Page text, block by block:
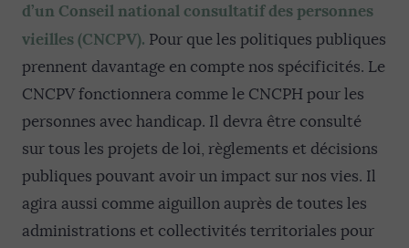
d’un Conseil national consultatif des personnes
vieilles (CNCPV). Pour que les politiques publiques
prennent davantage en compte nos spécificités. Le
CNCPV fonctionnera comme le CNCPH pour les
personnes avec handicap. Il devra être consulté
sur tous les projets de loi, règlements et décisions
publiques pouvant avoir un impact sur nos vies. Il
agira aussi comme aiguillon auprès de toutes les
administrations et collectivités territoriales pour